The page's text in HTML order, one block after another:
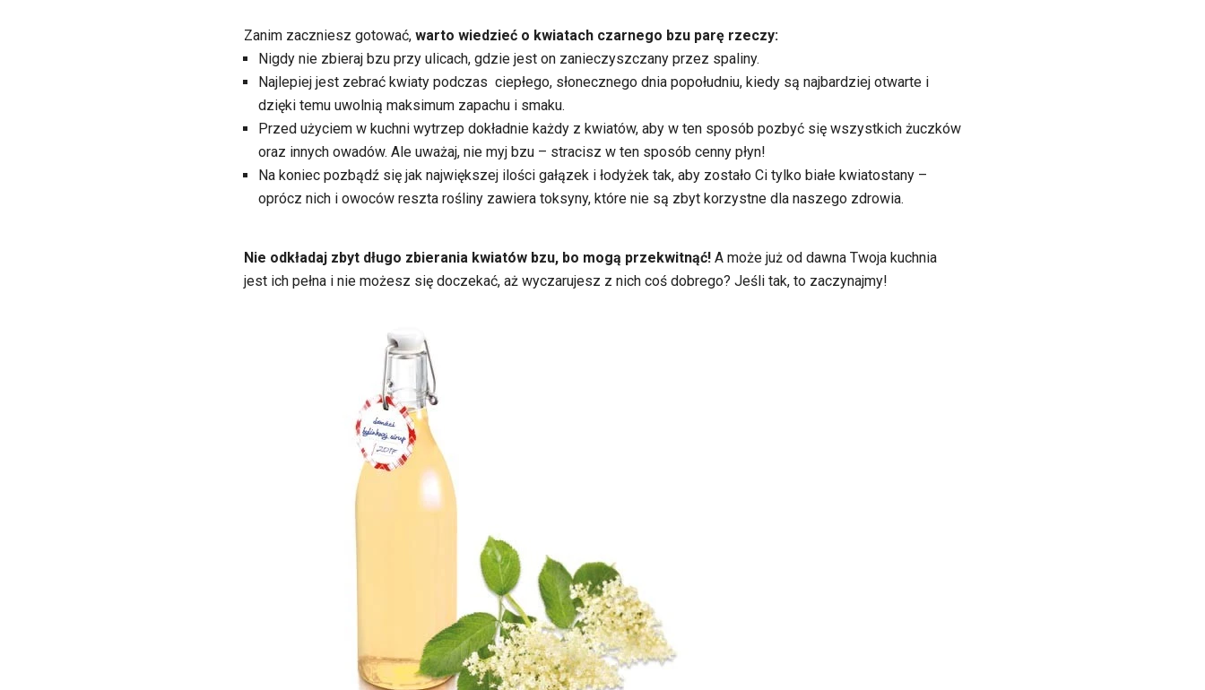
Zanim zaczniesz gotować, warto wiedzieć o kwiatach czarnego bzu parę rzeczy:
Nigdy nie zbieraj bzu przy ulicach, gdzie jest on zanieczyszczany przez spaliny.
Najlepiej jest zebrać kwiaty podczas ciepłego, słonecznego dnia popołudniu, kiedy są najbardziej otwarte i
dzięki temu uwolnią maksimum zapachu i smaku.
Przed użyciem w kuchni wytrzep dokładnie każdy z kwiatów, aby w ten sposób pozbyć się wszystkich żuczków
oraz innych owadów. Ale uważaj, nie myj bzu – stracisz w ten sposób cenny płyn!
Na koniec pozbądź się jak największej ilości gałązek i łodyżek tak, aby zostało Ci tylko białe kwiatostany –
oprócz nich i owoców reszta rośliny zawiera toksyny, które nie są zbyt korzystne dla naszego zdrowia.
Nie odkładaj zbyt długo zbierania kwiatów bzu, bo mogą przekwitnąć! A może już od dawna Twoja kuchnia
jest ich pełna i nie możesz się doczekać, aż wyczarujesz z nich coś dobrego? Jeśli tak, to zaczynajmy!